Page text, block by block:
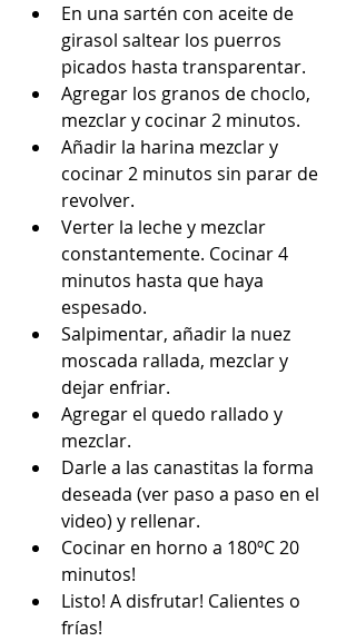
En una sartén con aceite de
girasol saltear los puerros
picados hasta transparentar.
Agregar los granos de choclo,
mezclar y cocinar 2 minutos.
Añadir la harina mezclar y
cocinar 2 minutos sin parar de
revolver.
Verter la leche y mezclar
constantemente. Cocinar 4
minutos hasta que haya
espesado.
Salpimentar, añadir la nuez
moscada rallada, mezclar y
dejar enfriar.
Agregar el quedo rallado y
mezclar.
Darle a las canastitas la forma
deseada (ver paso a paso en el
video) y rellenar.
Cocinar en horno a 180ºC 20
minutos!
Listo! A disfrutar! Calientes o
frías!